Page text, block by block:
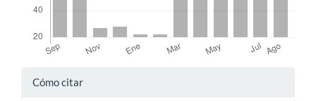
Detalles
Cómo citar